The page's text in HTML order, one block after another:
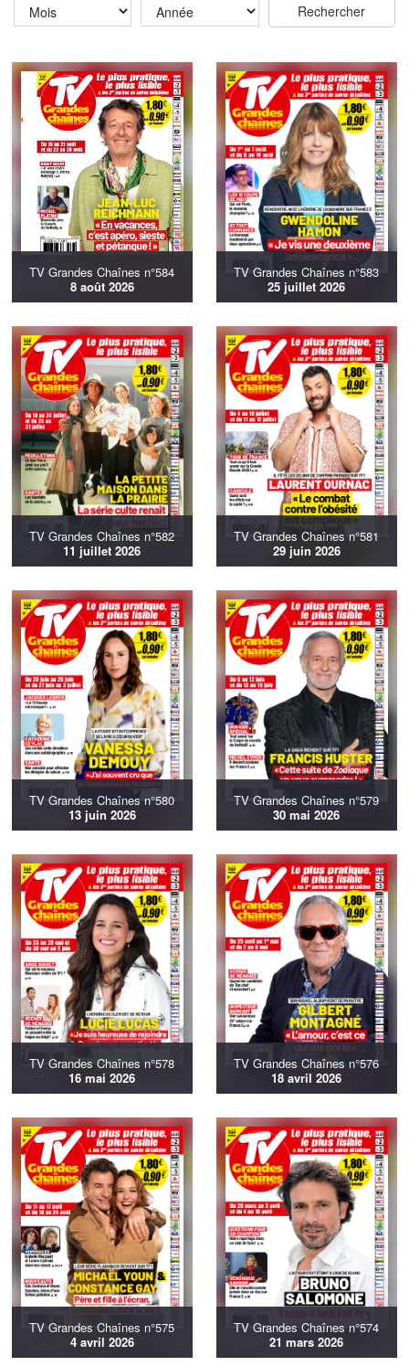
TV Grandes Chaînes n°584
8 août 2026
TV Grandes Chaînes n°583
25 juillet 2026
TV Grandes Chaînes n°582
11 juillet 2026
TV Grandes Chaînes n°581
29 juin 2026
TV Grandes Chaînes n°580
13 juin 2026
TV Grandes Chaînes n°579
30 mai 2026
TV Grandes Chaînes n°578
16 mai 2026
TV Grandes Chaînes n°576
18 avril 2026
TV Grandes Chaînes n°575
4 avril 2026
TV Grandes Chaînes n°574
21 mars 2026